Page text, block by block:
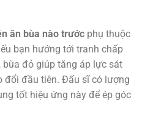
ăn bùa nào trước phụ thuộc
bạn hướng tới tranh chấp
bùa đỏ giúp tăng áp lực sát
đổi đầu tiên. Đấu sĩ có lượng
tốt hiệu ứng này để ép góc